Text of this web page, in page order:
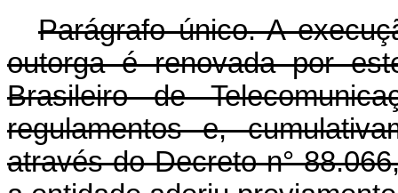
Parágrafo único. A
outorga é renovada por
Brasileiro de
regulamentos e,
através do Decreto n°